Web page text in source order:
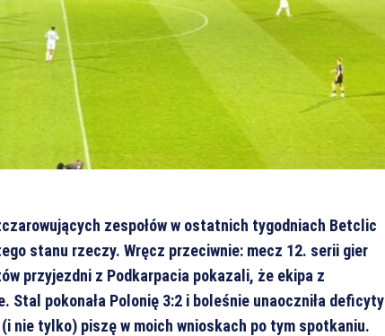
zespołów w ostatnich tygodniach Betclic
stanu rzeczy. Wręcz przeciwnie: mecz 12. serii gier
przyjezdni z Podkarpacia pokazali, że ekipa z
Stal pokonała Polonię 3:2 i boleśnie unaoczniła deficyty
nie tylko) piszę w moich wnioskach po tym spotkaniu.